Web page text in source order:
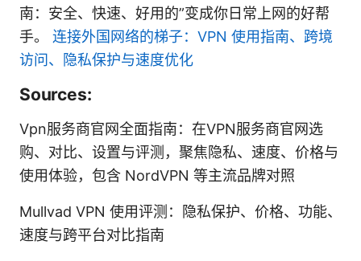
南：安全、快速、好用的”变成你日常上网的好帮
手。 连接外国网络的梯子：VPN 使用指南、跨境
访问、隐私保护与速度优化
Sources:
Vpn服务商官网全面指南：在VPN服务商官网选
购、对比、设置与评测，聚焦隐私、速度、价格与
使用体验，包含 NordVPN 等主流品牌对照
Mullvad VPN 使用评测：隐私保护、价格、功能、
速度与跨平台对比指南